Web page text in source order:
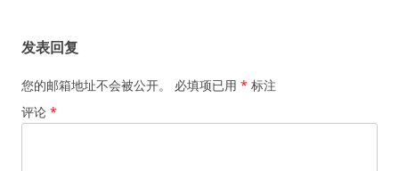
发表回复
您的邮箱地址不会被公开。 必填项已用 * 标注
评论 *